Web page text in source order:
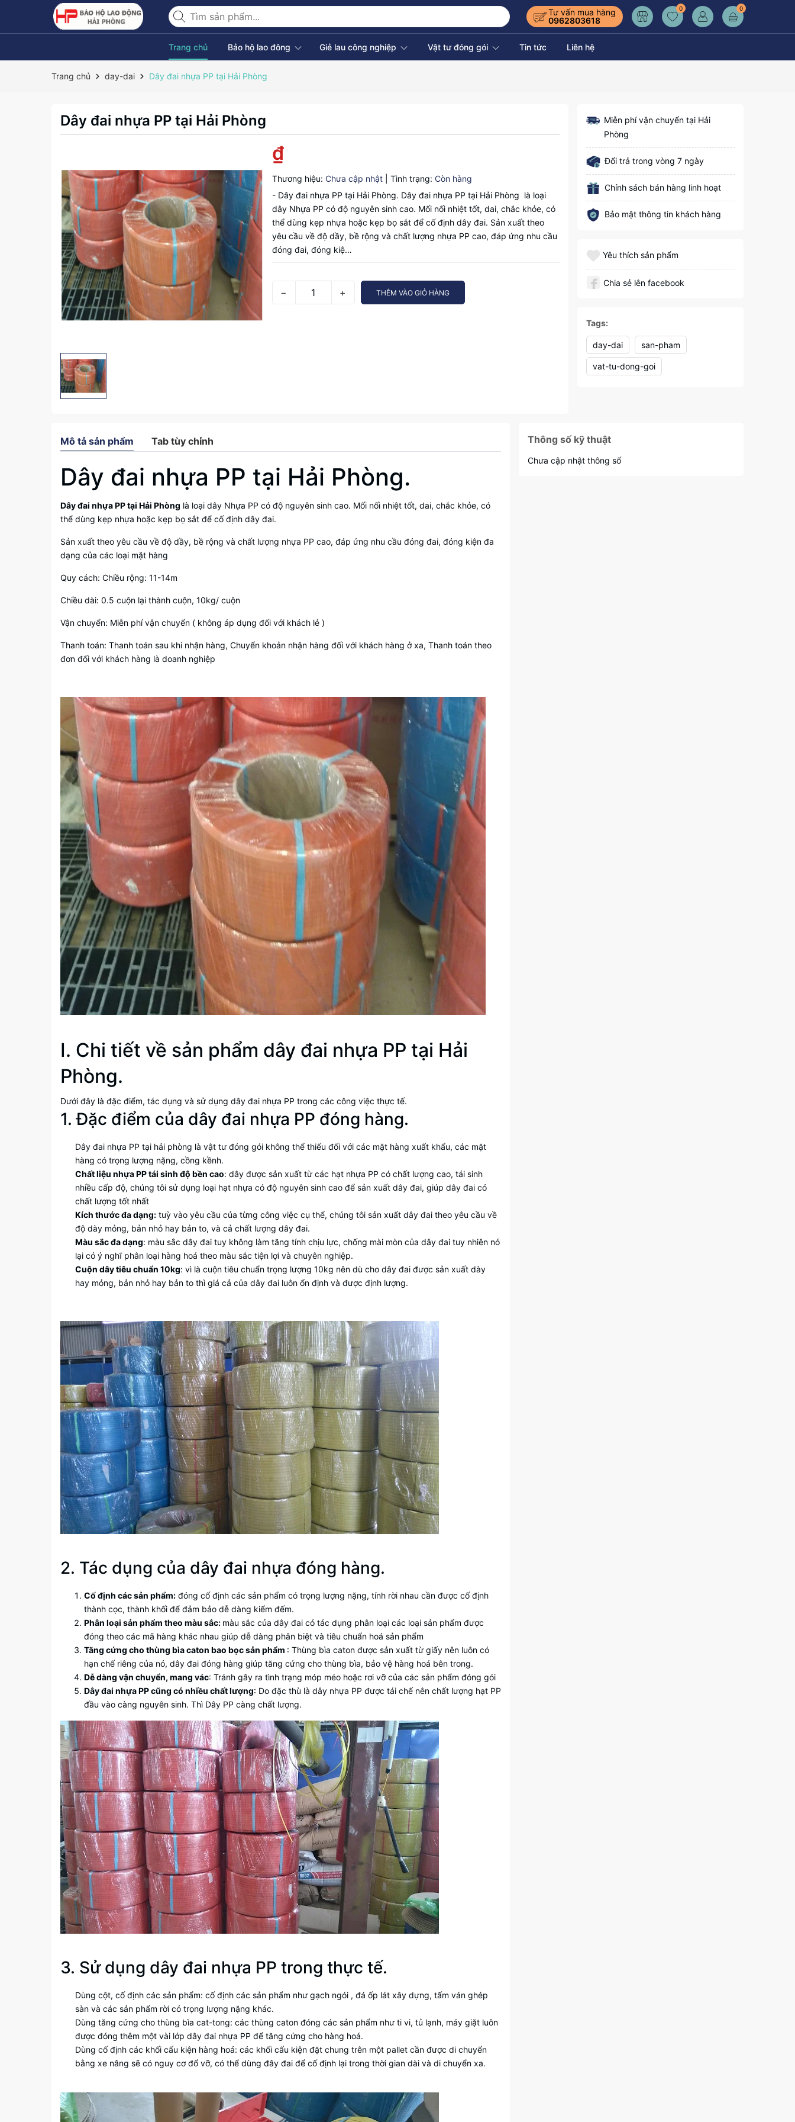
Tư vấn mua hàng
0962803618
0 0
Trang chủ Bảo hộ lao đông Giẻ lau công nghiệp Vật tư đóng gói Tin tức Liên hệ
Trang chủ day-dai Dây đai nhựa PP tại Hải Phòng
Dây đai nhựa PP tại Hải Phòng
₫
Thương hiệu: Chưa cập nhật Tình trạng: Còn hàng
- Dây đai nhựa PP tại Hải Phòng. Dây đai nhựa PP tại Hải Phòng là loại
dây Nhựa PP có độ nguyên sinh cao. Mối nối nhiệt tốt, dai, chắc khỏe, có
thể dùng kẹp nhựa hoặc kẹp bọ sắt để cố định dây đai. Sản xuất theo
yêu cầu về độ dầy, bề rộng và chất lượng nhựa PP cao, đáp ứng nhu cầu
đóng đai, đóng kiệ…
− + THÊM VÀO GIỎ HÀNG
Miễn phí vận chuyển tại Hải
Phòng
Đổi trả trong vòng 7 ngày
Chính sách bán hàng linh hoạt
Bảo mật thông tin khách hàng
Yêu thích sản phẩm
Chia sẻ lên facebook
Tags:
day-dai san-pham
vat-tu-dong-goi
Mô tả sản phẩm Tab tùy chỉnh
Dây đai nhựa PP tại Hải Phòng.
Dây đai nhựa PP tại Hải Phòng là loại dây Nhựa PP có độ nguyên sinh cao. Mối nối nhiệt tốt, dai, chắc khỏe, có
thể dùng kẹp nhựa hoặc kẹp bọ sắt để cố định dây đai.
Sản xuất theo yêu cầu về độ dầy, bề rộng và chất lượng nhựa PP cao, đáp ứng nhu cầu đóng đai, đóng kiện đa
dạng của các loại mặt hàng
Quy cách: Chiều rộng: 11-14m
Chiều dài: 0.5 cuộn lại thành cuộn, 10kg/ cuộn
Vận chuyển: Miễn phí vận chuyển ( không áp dụng đối với khách lẻ )
Thanh toán: Thanh toán sau khi nhận hàng, Chuyển khoản nhận hàng đối với khách hàng ở xa, Thanh toán theo
đơn đối với khách hàng là doanh nghiệp
I. Chi tiết về sản phẩm dây đai nhựa PP tại Hải
Phòng.
Dưới đây là đặc điểm, tác dụng và sử dụng dây đai nhựa PP trong các công việc thực tế.
1. Đặc điểm của dây đai nhựa PP đóng hàng.
Dây đai nhựa PP tại hải phòng là vật tư đóng gói không thể thiếu đối với các mặt hàng xuất khẩu, các mặt
hàng có trọng lượng nặng, cồng kềnh.
Chất liệu nhựa PP tái sinh độ bền cao: dây được sản xuất từ các hạt nhựa PP có chất lượng cao, tái sinh
nhiều cấp độ, chúng tôi sử dụng loại hạt nhựa có độ nguyên sinh cao để sản xuất dây đai, giúp dây đai có
chất lượng tốt nhất
Kích thước đa dạng: tuỳ vào yêu cầu của từng công việc cụ thể, chúng tôi sản xuất dây đai theo yêu cầu về
độ dày mỏng, bản nhỏ hay bản to, và cả chất lượng dây đai.
Màu sắc đa dạng: màu sắc dây đai tuy không làm tăng tính chịu lực, chống mài mòn của dây đai tuy nhiên nó
lại có ý nghĩ phân loại hàng hoá theo màu sắc tiện lợi và chuyên nghiệp.
Cuộn dây tiêu chuẩn 10kg: vì là cuộn tiêu chuẩn trọng lượng 10kg nên dù cho dây đai được sản xuất dày
hay mỏng, bản nhỏ hay bản to thì giá cả của dây đai luôn ổn định và được định lượng.
2. Tác dụng của dây đai nhựa đóng hàng.
Cố định các sản phẩm: đóng cố định các sản phẩm có trọng lượng nặng, tính rời nhau cần được cố định
thành cọc, thành khối để đảm bảo dễ dàng kiểm đếm.
Phân loại sản phẩm theo màu sắc: màu sắc của dây đai có tác dụng phân loại các loại sản phẩm được
đóng theo các mã hàng khác nhau giúp dễ dàng phân biệt và tiêu chuẩn hoá sản phẩm
Tăng cứng cho thùng bìa caton bao bọc sản phẩm : Thùng bìa caton được sản xuất từ giấy nên luôn có
hạn chế riêng của nó, dây đai đóng hàng giúp tăng cứng cho thùng bìa, bảo vệ hàng hoá bên trong.
Dễ dàng vận chuyển, mang vác: Tránh gây ra tình trạng móp méo hoặc rơi vỡ của các sản phẩm đóng gói
Dây đai nhựa PP cũng có nhiều chất lượng: Do đặc thù là dây nhựa PP được tái chế nên chất lượng hạt PP
đầu vào càng nguyên sinh. Thì Dây PP càng chất lượng.
3. Sử dụng dây đai nhựa PP trong thực tế.
Dùng cột, cố định các sản phẩm: cố định các sản phẩm như gạch ngói , đá ốp lát xây dựng, tấm ván ghép
sàn và các sản phẩm rời có trọng lượng nặng khác.
Dùng tăng cứng cho thùng bìa cat-tong: các thùng caton đóng các sản phẩm như ti vi, tủ lạnh, máy giặt luôn
được đóng thêm một vài lớp dây đai nhựa PP để tăng cứng cho hàng hoá.
Dùng cố định các khối cấu kiện hàng hoá: các khối cấu kiện đặt chung trên một pallet cần được di chuyển
bằng xe nâng sẽ có nguy cơ đổ vỡ, có thể dùng đây đai để cố định lại trong thời gian dài và di chuyển xa.
Thông số kỹ thuật
Chưa cập nhật thông số